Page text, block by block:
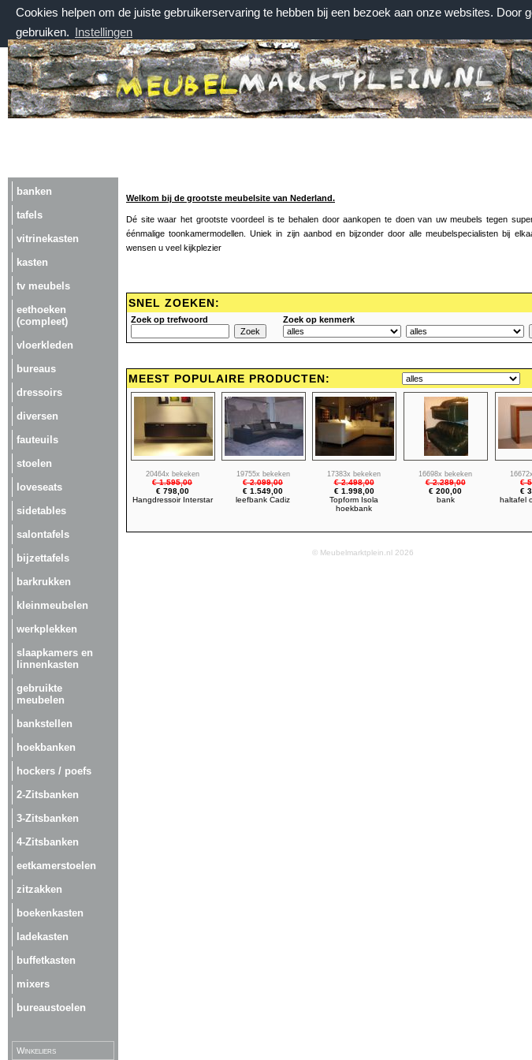
Cookies helpen om de juiste gebruikerservaring te hebben bij een bezoek aan onze websites.
gebruiken. Instellingen
zaterdag 8 augustus 2026, 12:06 uur
Welkom bij Meubelmarktplein.nl
Home | Contact
banken
tafels
vitrinekasten
kasten
tv meubels
eethoeken
(compleet)
vloerkleden
bureaus
dressoirs
diversen
fauteuils
stoelen
loveseats
sidetables
salontafels
bijzettafels
barkrukken
kleinmeubelen
werkplekken
slaapkamers en
linnenkasten
gebruikte
meubelen
bankstellen
hoekbanken
hockers / poefs
2-Zitsbanken
3-Zitsbanken
4-Zitsbanken
eetkamerstoelen
zitzakken
boekenkasten
ladekasten
buffetkasten
mixers
bureaustoelen
Winkeliers
Welkom bij de grootste meubelsite van Nederland.
Dé site waar het grootste voordeel is te behalen door aankopen te doen van uw meubels tegen
éénmalige toonkamermodellen. Uniek in zijn aanbod en bijzonder door alle meubelspecialisten bij
wensen u veel kijkplezier
SNEL ZOEKEN:
Zoek op trefwoord Zoek op kenmerk
MEEST POPULAIRE PRODUCTEN:
20464x bekeken
€ 1.595,00
€ 798,00
Hangdressoir Interstar
19755x bekeken
€ 2.099,00
€ 1.549,00
leefbank Cadiz
17383x bekeken
€ 2.498,00
€ 1.998,00
Topform Isola
hoekbank
16698x bekeken
€ 2.289,00
€ 200,00
bank
€
€
haltafel
© Meubelmarktplein.nl 2026